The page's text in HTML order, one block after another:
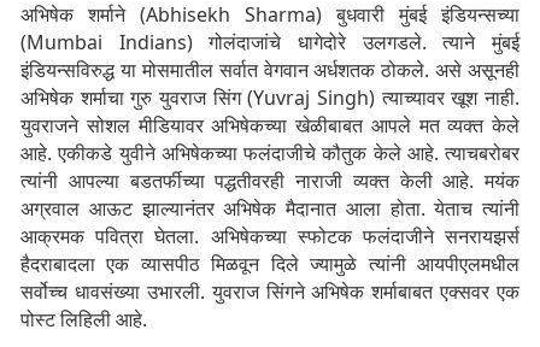
अभिषेक शर्माने (Abhisekh Sharma) बुधवारी मुंबई इंडियन्सच्या
(Mumbai Indians) गोलंदाजांचे धागेदोरे उलगडले. त्याने मुंबई
इंडियन्सविरुद्ध या मोसमातील सर्वात वेगवान अर्धशतक ठोकले. असे असूनही
अभिषेक शर्माचा गुरु युवराज सिंग (Yuvraj Singh) त्याच्यावर खूश नाही.
युवराजने सोशल मीडियावर अभिषेकच्या खेळीबाबत आपले मत व्यक्त केले
आहे. एकीकडे युवीने अभिषेकच्या फलंदाजीचे कौतुक केले आहे. त्याचबरोबर
त्यांनी आपल्या बडतर्फीच्या पद्धतीवरही नाराजी व्यक्त केली आहे. मयंक
अग्रवाल आऊट झाल्यानंतर अभिषेक मैदानात आला होता. येताच त्यांनी
आक्रमक पवित्रा घेतला. अभिषेकच्या स्फोटक फलंदाजीने सनरायझर्स
हैदराबादला एक व्यासपीठ मिळवून दिले ज्यामुळे त्यांनी आयपीएलमधील
सर्वोच्च धावसंख्या उभारली. युवराज सिंगने अभिषेक शर्माबाबत एक्सवर एक
पोस्ट लिहिली आहे.